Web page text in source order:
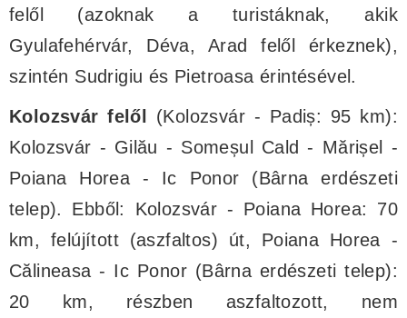
felől (azoknak a turistáknak, akik
Gyulafehérvár, Déva, Arad felől érkeznek),
szintén Sudrigiu és Pietroasa érintésével.
Kolozsvár felől
(Kolozsvár - Padiș: 95 km):
Kolozsvár - Gilău - Someșul Cald - Mărișel -
Poiana Horea - Ic Ponor (Bârna erdészeti
telep). Ebből: Kolozsvár - Poiana Horea: 70
km, felújított (aszfaltos) út, Poiana Horea -
Călineasa - Ic Ponor (Bârna erdészeti telep):
20 km, részben aszfaltozott, nem